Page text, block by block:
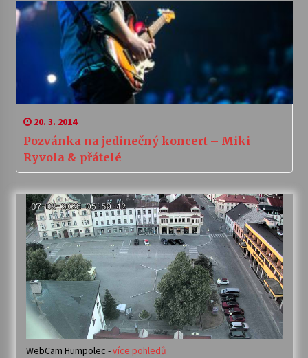
20. 3. 2014
Pozvánka na jedinečný koncert – Miki
Ryvola & přátelé
WebCam Humpolec -více pohledů